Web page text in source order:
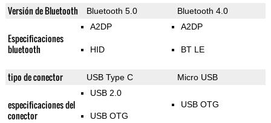
Versión de Bluetooth Bluetooth 5.0 Bluetooth 4.0
Especificaciones
bluetooth
A2DP
HID
A2DP
BT LE
tipo de conector USB Type C Micro USB
especificaciones del
conector
USB 2.0
USB OTG
USB OTG